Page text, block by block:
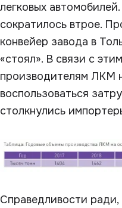
легковых
сократилось втрое.
конвейер завода в
«стоял». В связи с
производителям ЛКМ
воспользоваться
столкнулись
Справедливости ради,